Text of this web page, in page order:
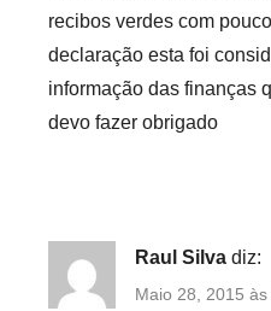
recibos verdes com
declaração esta foi
informação das finanças
devo fazer obrigado
Raul Silva diz:
Maio 28, 2015